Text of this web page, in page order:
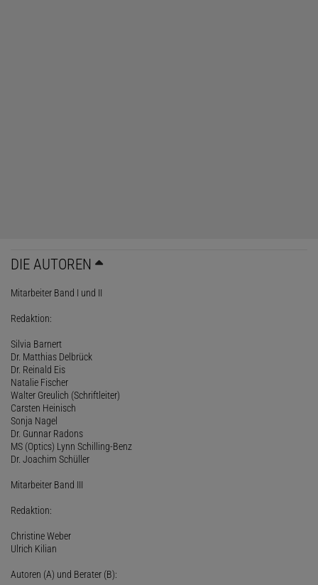
DIE AUTOREN
Mitarbeiter Band I und II
Redaktion:
Silvia Barnert
Dr. Matthias Delbrück
Dr. Reinald Eis
Natalie Fischer
Walter Greulich (Schriftleiter)
Carsten Heinisch
Sonja Nagel
Dr. Gunnar Radons
MS (Optics) Lynn Schilling-Benz
Dr. Joachim Schüller
Mitarbeiter Band III
Redaktion:
Christine Weber
Ulrich Kilian
Autoren (A) und Berater (B):